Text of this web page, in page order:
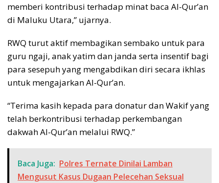
memberi kontribusi terhadap minat baca Al-Qur’an
di Maluku Utara,” ujarnya.
RWQ turut aktif membagikan sembako untuk para
guru ngaji, anak yatim dan janda serta insentif bagi
para sesepuh yang mengabdikan diri secara ikhlas
untuk mengajarkan Al-Qur’an.
“Terima kasih kepada para donatur dan Wakif yang
telah berkontribusi terhadap perkembangan
dakwah Al-Qur’an melalui RWQ.”
Baca Juga: Polres Ternate Dinilai Lamban
Mengusut Kasus Dugaan Pelecehan Seksual